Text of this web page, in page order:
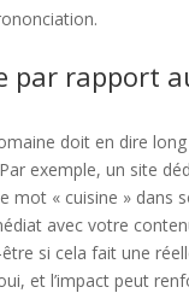
par rapport
doit en dire
exemple, un site
mot « cuisine » dans
avec votre
si cela fait une
et l’impact peut